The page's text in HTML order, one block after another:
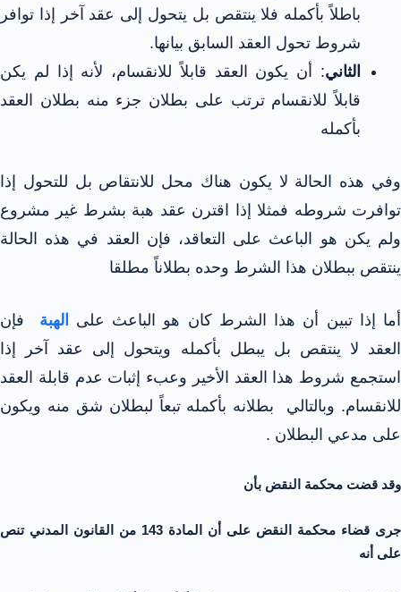
باطلاً بأكمله فلا ينتقص بل يتحول إلى عقد آخر إذا توافر
شروط تحول العقد السابق بيانها.
الثاني: أن يكون العقد قابلاً للانقسام، لأنه إذا لم يكن
قابلاً للانقسام ترتب على بطلان جزء منه بطلان العقد
بأكمله
وفي هذه الحالة لا يكون هناك محل للانتقاص بل للتحول إذا
توافرت شروطه فمثلا إذا اقترن عقد هبة بشرط غير مشروع
ولم يكن هو الباعث على التعاقد، فإن العقد في هذه الحالة
ينتقص ببطلان هذا الشرط وحده بطلاناً مطلقا
أما إذا تبين أن هذا الشرط كان هو الباعث على الهبة
فإن
العقد لا ينتقص بل يبطل بأكمله ويتحول إلى عقد آخر إذا
استجمع شروط هذا العقد الأخير وعبء إثبات عدم قابلة العقد
للانقسام. وبالتالي بطلانه بأكمله تبعاً لبطلان شق منه ويكون
على مدعي البطلان .
وقد قضت محكمة النقض بأن
جرى قضاء محكمة النقض على أن المادة 143 من القانون المدني تنص
على أنه